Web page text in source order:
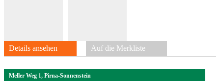
Details ansehen Auf die Merkliste
Meller Weg 1, Pirna-Sonnenstein